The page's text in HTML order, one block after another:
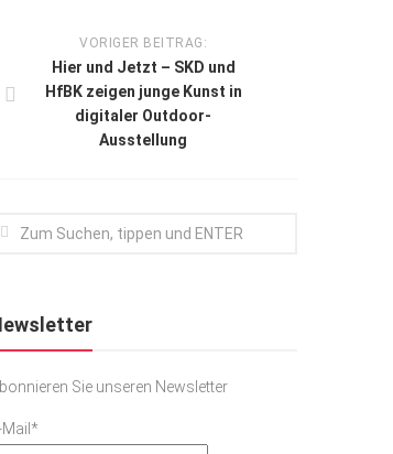
VORIGER BEITRAG:
Hier und Jetzt – SKD und
HfBK zeigen junge Kunst in
digitaler Outdoor-
Ausstellung
Sie unseren Newsletter
Mail*